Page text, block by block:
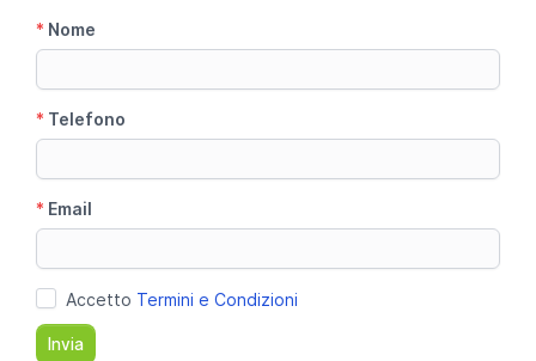
* Nome
* Telefono
* Email
Accetto Termini e Condizioni
Invia